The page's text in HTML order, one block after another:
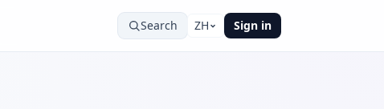
Search ZH Sign in